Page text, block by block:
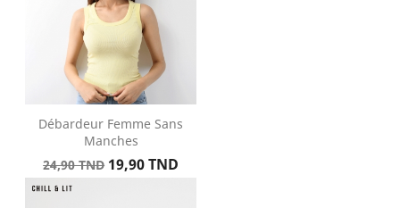
Débardeur Femme Sans
Manches
Prix
de
24,90 TND Prix
19,90 TND